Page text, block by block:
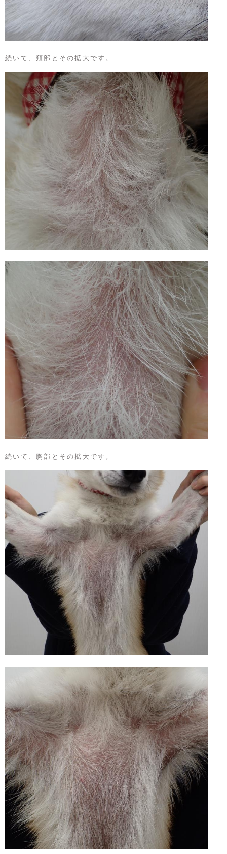
続いて、頚部とその拡大です。
続いて、胸部とその拡大です。